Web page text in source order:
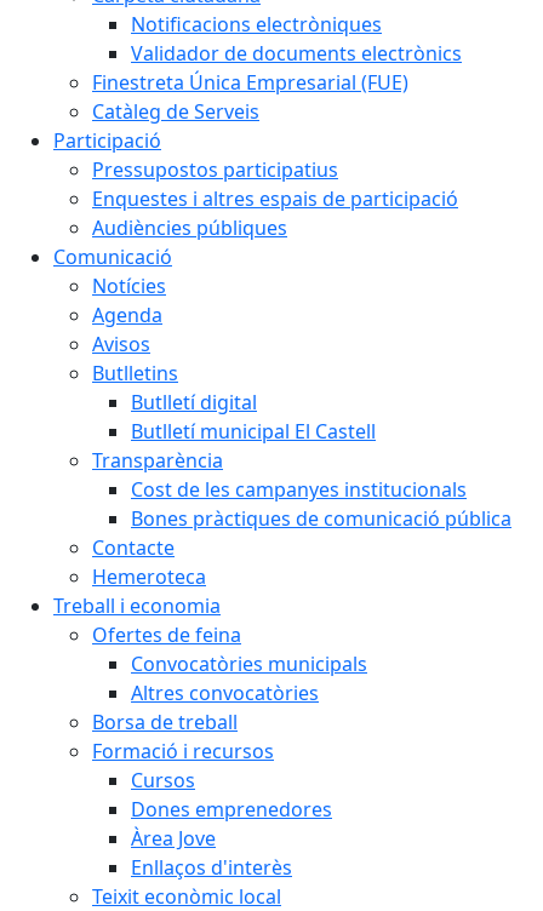
Notificacions electròniques
Validador de documents electrònics
Finestreta Única Empresarial (FUE)
Catàleg de Serveis
Participació
Pressupostos participatius
Enquestes i altres espais de participació
Audiències públiques
Comunicació
Notícies
Agenda
Avisos
Butlletins
Butlletí digital
Butlletí municipal El Castell
Transparència
Cost de les campanyes institucionals
Bones pràctiques de comunicació pública
Contacte
Hemeroteca
Treball i economia
Ofertes de feina
Convocatòries municipals
Altres convocatòries
Borsa de treball
Formació i recursos
Cursos
Dones emprenedores
Àrea Jove
Enllaços d'interès
Teixit econòmic local